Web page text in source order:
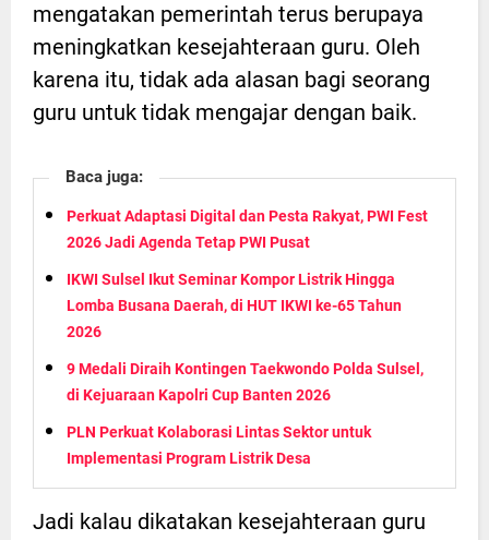
mengatakan pemerintah terus berupaya
meningkatkan kesejahteraan guru. Oleh
karena itu, tidak ada alasan bagi seorang
guru untuk tidak mengajar dengan baik.
Baca juga:
Perkuat Adaptasi Digital dan Pesta Rakyat, PWI Fest
2026 Jadi Agenda Tetap PWI Pusat
IKWI Sulsel Ikut Seminar Kompor Listrik Hingga
Lomba Busana Daerah, di HUT IKWI ke-65 Tahun
2026
9 Medali Diraih Kontingen Taekwondo Polda Sulsel,
di Kejuaraan Kapolri Cup Banten 2026
PLN Perkuat Kolaborasi Lintas Sektor untuk
Implementasi Program Listrik Desa
Jadi kalau dikatakan kesejahteraan guru